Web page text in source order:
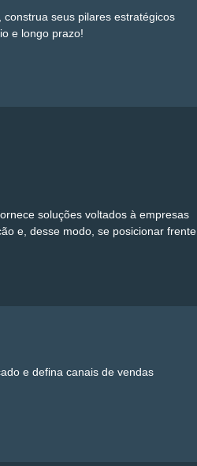
seus pilares estratégicos
e longo prazo!
soluções voltados à empresas
e, desse modo, se posicionar frente
e defina canais de vendas